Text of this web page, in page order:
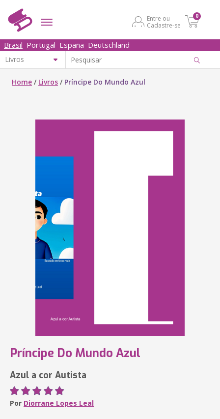
Entre ou
Cadastre-se
0
Brasil Portugal España Deutschland
Home / Livros / Príncipe Do Mundo Azul
Príncipe Do Mundo Azul
Azul a cor Autista
Por Diorrane Lopes Leal